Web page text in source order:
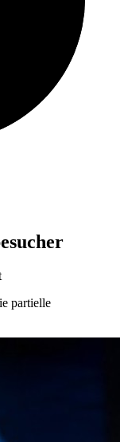
partielle